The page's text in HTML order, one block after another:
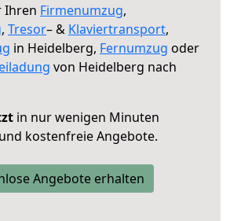
Ihren Firmenumzug,
, Tresor– & Klaviertransport,
in Heidelberg, Fernumzug oder
von Heidelberg nach
in nur wenigen Minuten
kostenfreie Angebote.
Angebote erhalten